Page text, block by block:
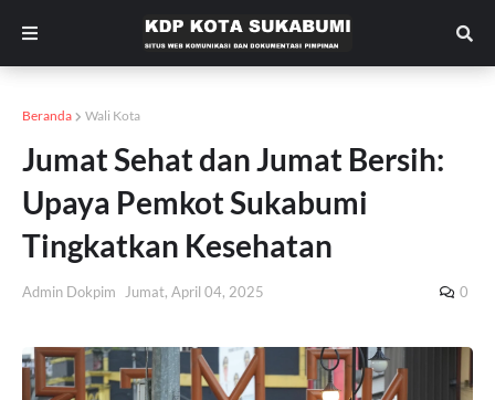
Beranda Wali Kota
Jumat Sehat dan Jumat Bersih:
Upaya Pemkot Sukabumi
Tingkatkan Kesehatan
Admin Dokpim Jumat, April 04, 2025 0